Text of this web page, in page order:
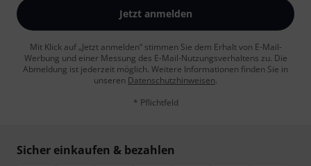
Jetzt anmelden
Mit Klick auf „Jetzt anmelden“ stimmen Sie dem Erhalt von E-Mail-
Werbung und einer Messung des E-Mail-Nutzungsverhaltens zu. Die
Abmeldung ist jederzeit möglich. Weitere Informationen finden Sie in
unseren Datenschutzhinweisen.
* Pflichtfeld
Sicher einkaufen & bezahlen